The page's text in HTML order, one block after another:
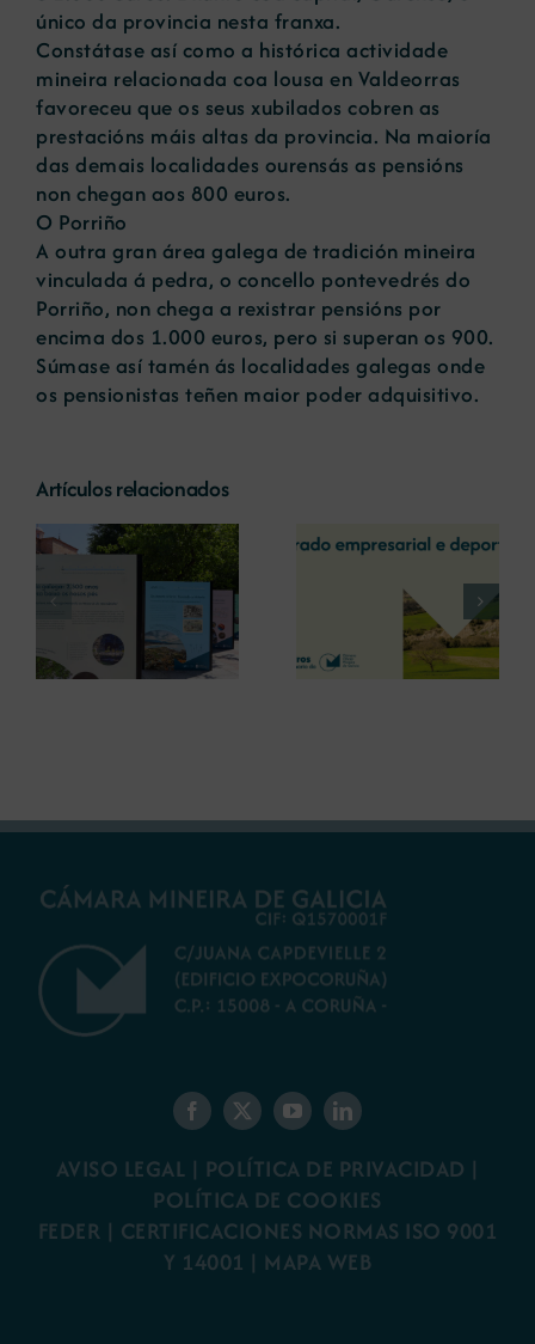
único da provincia nesta franxa.
Constátase así como a histórica actividade
mineira relacionada coa lousa en Valdeorras
favoreceu que os seus xubilados cobren as
prestacións máis altas da provincia. Na maioría
das demais localidades ourensás as pensións
non chegan aos 800 euros.
O Porriño
A outra gran área galega de tradición mineira
vinculada á pedra, o concello pontevedrés do
Porriño, non chega a rexistrar pensións por
encima dos 1.000 euros, pero si superan os 900.
Súmase así tamén ás localidades galegas onde
os pensionistas teñen maior poder adquisitivo.
Artículos relacionados
La COMG reúne a
dos líderes
empresarias con
motivo de su
Centenario para
debatir sobre el
La OIPE y el
CRETUS
presentan las
últimas
innovaciones en
restauración
AVISO LEGAL | POLÍTICA DE PRIVACIDAD |
POLÍTICA DE COOKIES
FEDER | CERTIFICACIONES NORMAS ISO 9001
Y 14001 | MAPA WEB